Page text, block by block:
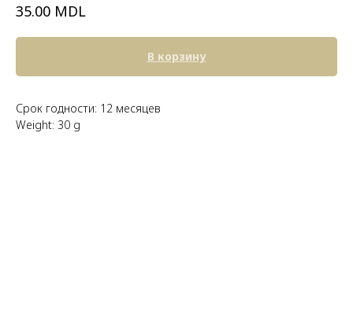
35.00 MDL
В корзину
Срок годности: 12 месяцев
Weight: 30 g